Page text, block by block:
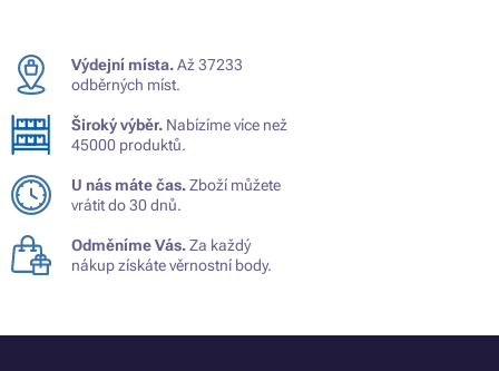
Výdejní místa.Až 37233
odběrných míst.
Široký výběr. Nabízíme více než
45000 produktů.
U nás máte čas.Zboží můžete
vrátit do 30 dnů.
Odměníme Vás.Za každý
nákup získáte věrnostní body.